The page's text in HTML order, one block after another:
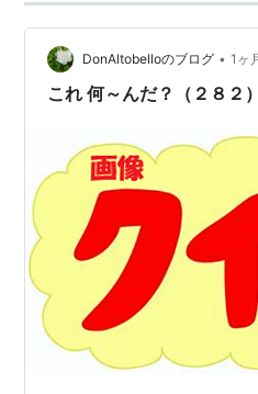
に法観念がことなるため、
DonAltobelloのブログ • 1ヶ
これ 何～んだ？（２８２）